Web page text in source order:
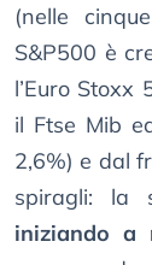
(nelle
S&P500 è
l’Euro
il Ftse Mib
2,6%) e dal
spiragli: la
iniziando a